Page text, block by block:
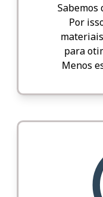
Sabemos
Por
para
Menos